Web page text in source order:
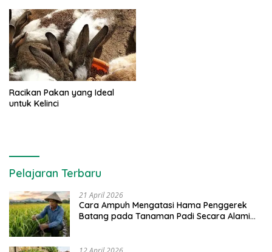
Racikan Pakan yang Ideal
untuk Kelinci
Pelajaran Terbaru
21 April 2026
Cara Ampuh Mengatasi Hama Penggerek
Batang pada Tanaman Padi Secara Alami